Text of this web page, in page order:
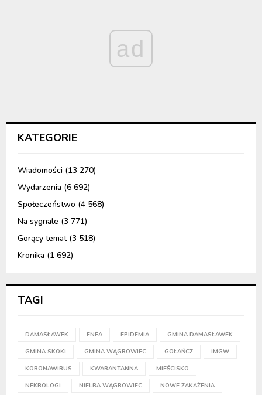
ad
KATEGORIE
Wiadomości (13 270)
Wydarzenia (6 692)
Społeczeństwo (4 568)
Na sygnale (3 771)
Gorący temat(3 518)
Kronika (1 692)
TAGI
DAMASŁAWEK ENEA EPIDEMIA GMINA DAMASŁAWEK
GMINA SKOKI GMINA WĄGROWIEC GOŁAŃCZ IMGW
KORONAWIRUS KWARANTANNA MIEŚCISKO
NEKROLOGI NIELBA WĄGROWIEC NOWE ZAKAŻENIA